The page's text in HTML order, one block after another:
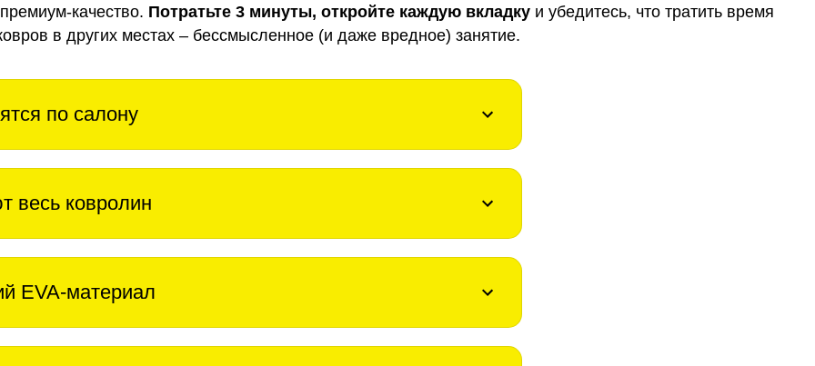
качество. Потратьте 3 минуты, откройте каждую вкладку и убедитесь, что тратить время
в других местах – бессмысленное (и даже вредное) занятие.
по салону
весь ковролин
EVA-материал